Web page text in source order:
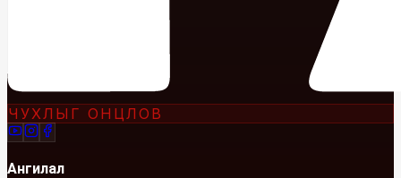
ЧУХЛЫГ ОНЦЛОВ
Ангилал